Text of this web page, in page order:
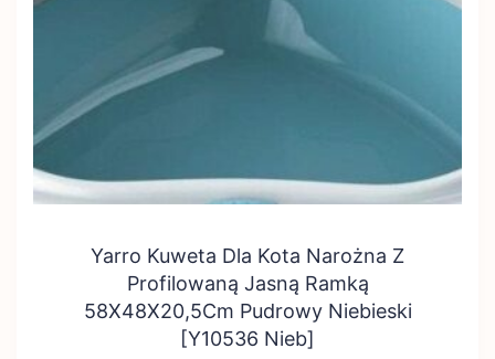
Yarro Kuweta Dla Kota Narożna Z
Profilowaną Jasną Ramką
58X48X20,5Cm Pudrowy Niebieski
[Y10536 Nieb]